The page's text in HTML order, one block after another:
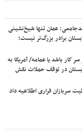
عمان تنها شیخ‌نشینی
برادر بزرگ‌تر نیست؛
کار باشد یا عمامه/ آمریکا به
در توقف حملات نقش
سربازان فراری اطلاعیه داد